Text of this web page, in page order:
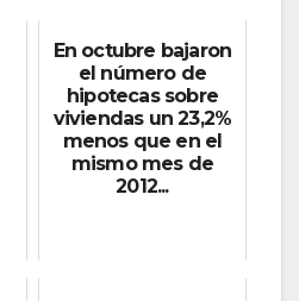
En octubre bajaron
el número de
hipotecas sobre
viviendas un 23,2%
menos que en el
mismo mes de
2012...